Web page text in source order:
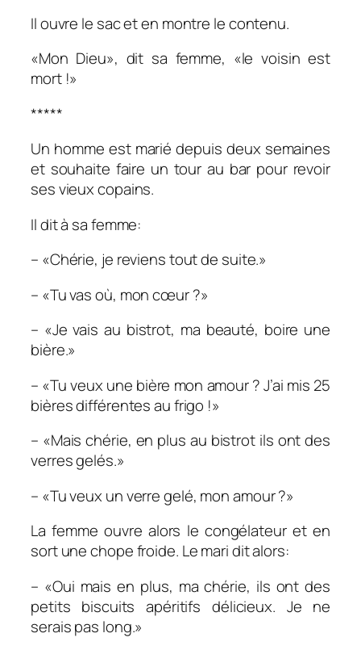
Il ouvre le sac et en montre le contenu.
«Mon Dieu», dit sa femme, «le voisin est
mort !»
*****
Un homme est marié depuis deux semaines
et souhaite faire un tour au bar pour revoir
ses vieux copains.
Il dit à sa femme:
– «Chérie, je reviens tout de suite.»
– «Tu vas où, mon cœur ?»
– «Je vais au bistrot, ma beauté, boire une
bière.»
– «Tu veux une bière mon amour ? J’ai mis 25
bières différentes au frigo !»
– «Mais chérie, en plus au bistrot ils ont des
verres gelés.»
– «Tu veux un verre gelé, mon amour ?»
La femme ouvre alors le congélateur et en
sort une chope froide. Le mari dit alors:
– «Oui mais en plus, ma chérie, ils ont des
petits biscuits apéritifs délicieux. Je ne
serais pas long.»